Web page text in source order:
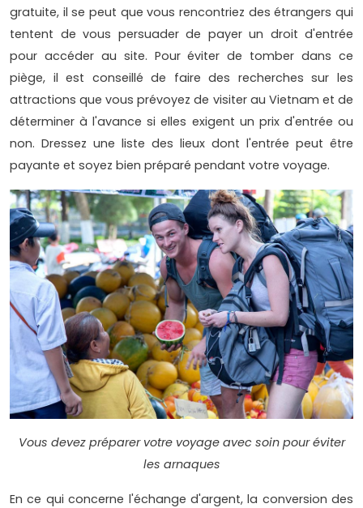
gratuite, il se peut que vous rencontriez des étrangers qui
tentent de vous persuader de payer un droit d'entrée
pour accéder au site. Pour éviter de tomber dans ce
piège, il est conseillé de faire des recherches sur les
attractions que vous prévoyez de visiter au Vietnam et de
déterminer à l'avance si elles exigent un prix d'entrée ou
non. Dressez une liste des lieux dont l'entrée peut être
payante et soyez bien préparé pendant votre voyage.
Vous devez préparer votre voyage avec soin pour éviter
les arnaques
En ce qui concerne l'échange d'argent, la conversion des